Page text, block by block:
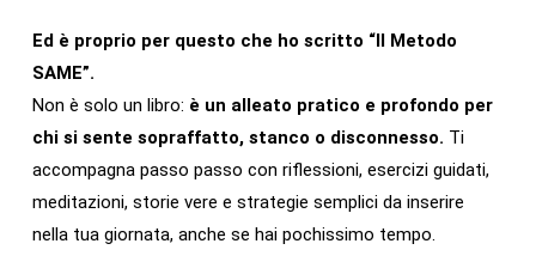
Ed è proprio per questo che ho scritto “Il Metodo
SAME”.
Non è solo un libro: è un alleato pratico e profondo per
chi si sente sopraffatto, stanco o disconnesso. Ti
accompagna passo passo con riflessioni, esercizi guidati,
meditazioni, storie vere e strategie semplici da inserire
nella tua giornata, anche se hai pochissimo tempo.